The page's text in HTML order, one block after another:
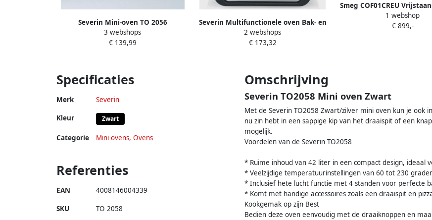
Severin Mini-oven TO 2056
Luchtcirculatie boven- en
onderwarmte afzonderlijk of
3 webshops
€ 139,99
Severin Multifunctionele oven Bak- en
broodroosteroven "Bake " Fry" TO 2077
2 webshops
€ 173,32
Smeg COF01CREU
Stoomoven &
30L 10 Functies 33
1 webshop
€ 899,-
Specificaties
Merk Severin
Kleur Zwart
Categorie Mini ovens, Ovens
Omschrijving
Severin TO2058 Mini oven Zwart
Met de Severin TO2058 Zwart/zilver mini oven kun je ook
nu zin hebt in een sappige kip van het draaispit of een
mogelijk.
Voordelen van de Severin TO2058
* Ruime inhoud van 42 liter in een compact design, ideaal
* Veelzijdige temperatuurinstellingen van 60 tot 230
* Inclusief hete lucht functie met 4 standen voor perfecte
* Komt met handige accessoires zoals een draaispit en
Kookgemak op zijn Best
Bedien deze oven eenvoudig met de draaiknoppen en
Referenties
EAN 4008146004339
SKU TO 2058